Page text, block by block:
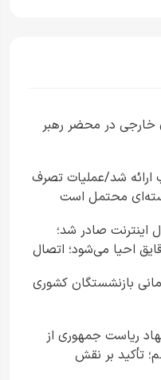
خارجی در محضر رهبر
شد/عملیات تصرف
محتمل است
اینترنت صادر شد؛
احیا می‌شود؛ اتصال
۷۵ میلیون تومانی بازنشستگان کشوری
ریاست جمهوری از
تأکید بر نقش
آگاهی عمومی